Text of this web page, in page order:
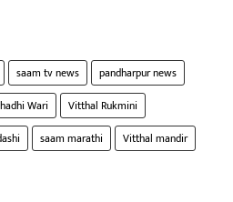
saam tv news
pandharpur news
Wari
Vitthal Rukmini
saam marathi Vitthal mandir